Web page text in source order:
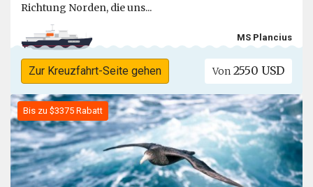
Richtung Norden, die uns...
MS Plancius
Zur Kreuzfahrt-Seite gehen Von 2550 USD
Bis zu $3375 Rabatt